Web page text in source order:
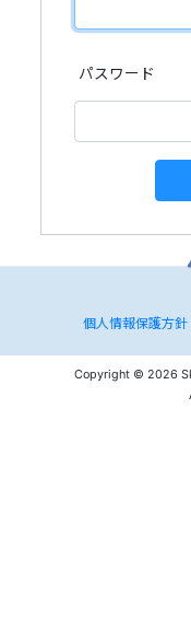
パスワード
個人情報保護方針
Copyright © 2026